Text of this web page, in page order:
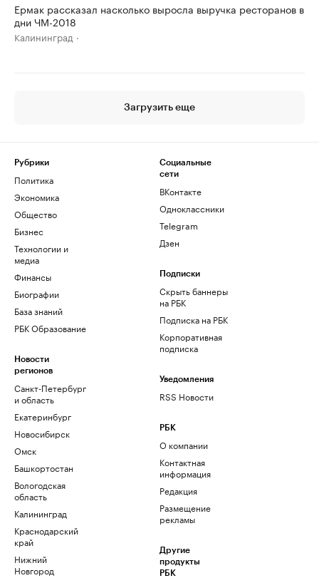
Ермак рассказал насколько выросла выручка ресторанов в
дни ЧМ-2018
Калининград
Загрузить еще
Рубрики
Политика
Экономика
Общество
Бизнес
Технологии и
медиа
Финансы
Биографии
База знаний
РБК Образование
Новости
регионов
Санкт-Петербург
и область
Екатеринбург
Новосибирск
Омск
Башкортостан
Вологодская
область
Калининград
Краснодарский
край
Нижний
Новгород
Социальные
сети
ВКонтакте
Одноклассники
Telegram
Дзен
Подписки
Скрыть баннеры
на РБК
Подписка на РБК
Корпоративная
подписка
Уведомления
RSS Новости
РБК
О компании
Контактная
информация
Редакция
Размещение
рекламы
Другие
продукты
РБК